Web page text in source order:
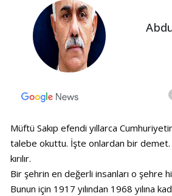
Müftü Sakıp efendi yıllarca
talebe okuttu. İşte onlardan bir demet.
kırılır.
Bir şehrin en değerli insanları o şehre
Bunun için 1917 yılından 1968 yılına